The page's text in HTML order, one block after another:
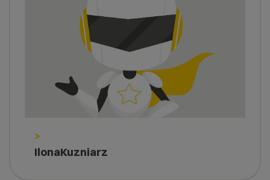
>
IlonaKuzniarz